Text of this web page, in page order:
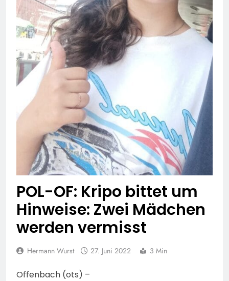
74-jähriger Claus-Peter
H. weiterhin vermisst –
Erneute Veröffentlichung
eines Fotos
6. August 2026
POL-OF: Kripo bittet um
Hinweise: Zwei Mädchen
werden vermisst
Hermann Wurst 27. Juni 2022 3 Min
Offenbach (ots) –